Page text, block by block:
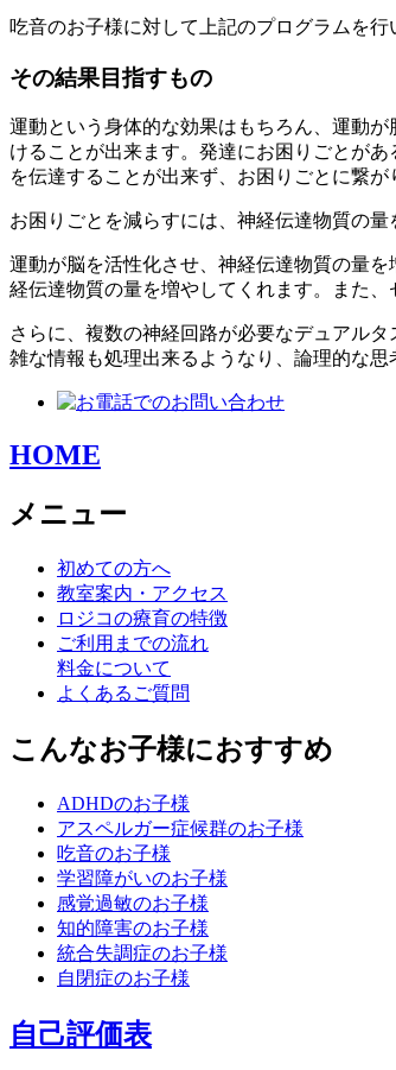
吃音のお子様に対して上記のプログラムを
その結果目指すもの
運動という身体的な効果はもちろん、運動
けることが出来ます。発達にお困りごとが
を伝達することが出来ず、お困りごとに繋が
お困りごとを減らすには、神経伝達物質の
運動が脳を活性化させ、神経伝達物質の量
経伝達物質の量を増やしてくれます。また
さらに、複数の神経回路が必要なデュアル
雑な情報も処理出来るようなり、論理的な思
HOME
メニュー
初めての方へ
教室案内・アクセス
ロジコの療育の特徴
ご利用までの流れ
料金について
よくあるご質問
こんなお子様におすすめ
ADHDのお子様
アスペルガー症候群のお子様
吃音のお子様
学習障がいのお子様
感覚過敏のお子様
知的障害のお子様
統合失調症のお子様
自閉症のお子様
自己評価表